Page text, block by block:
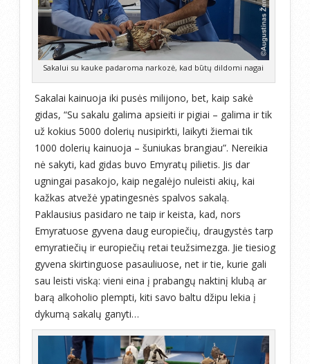
Sakalui su kauke padaroma narkozė, kad būtų dildomi nagai
Sakalai kainuoja iki pusės milijono, bet, kaip sakė
gidas, “Su sakalu galima apsieiti ir pigiai – galima ir tik
už kokius 5000 dolerių nusipirkti, laikyti žiemai tik
1000 dolerių kainuoja – šuniukas brangiau”. Nereikia
nė sakyti, kad gidas buvo Emyratų pilietis. Jis dar
ugningai pasakojo, kaip negalėjo nuleisti akių, kai
kažkas atvežė ypatingesnės spalvos sakalą.
Paklausius pasidaro ne taip ir keista, kad, nors
Emyratuose gyvena daug europiečių, draugystės tarp
emyratiečių ir europiečių retai teužsimezga. Jie tiesiog
gyvena skirtinguose pasauliuose, net ir tie, kurie gali
sau leisti viską: vieni eina į prabangų naktinį klubą ar
barą alkoholio plempti, kiti savo baltu džipu lekia į
dykumą sakalų ganyti…